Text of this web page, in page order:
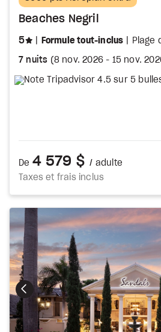
Beaches Negril
5 étoiles
Formule tout-inclus Plage
7 nuits (8 nov. 2026 - 15 nov.
De 4 579 $ / adulte
Taxes et frais inclus